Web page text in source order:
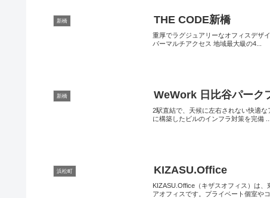
新橋 THE CODE新橋
重厚でラグジュアリーなオフィスデザ
パーマルチアクセス 地域最大級の4...
新橋 WeWork 日比谷パーク
2駅直結で、天候に左右されない快適
に構築したビルのインフラ対策を完備 ...
浜松町 KIZASU.Office
KIZASU.Office（キザスオフィス）は
アオフィスです。プライベート個室やコ